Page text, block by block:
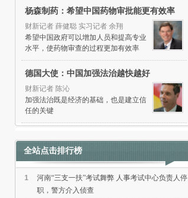
杨森制药：希望中国药物审批能更有效率
财新记者 薛健聪 实习记者 余翔
希望中国政府可以增加人员和提高专业
水平，使药物审查的过程更加有效率
德国大使：中国加强法治越快越好
财新记者 陈沁
加强法治既是经济的基础，也是建立信
任的关键
全站点击排行榜
1
河南“三支一扶”考试舞弊 人事考试中心负责人停
职，警方介入侦查